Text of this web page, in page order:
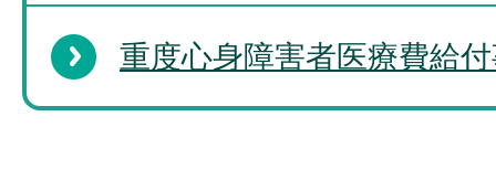
重度心身障害者医療費給